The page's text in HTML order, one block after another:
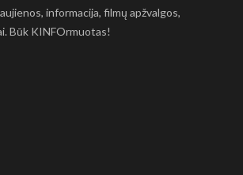
informacija, filmų apžvalgos,
Būk KINFOrmuotas!